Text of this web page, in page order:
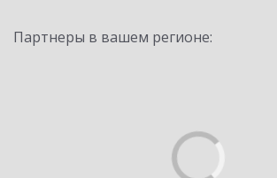
Партнеры в вашем регионе: